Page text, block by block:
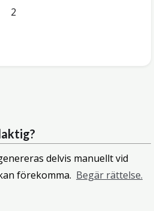
2
delvis manuellt vid
förekomma. Begär rättelse.